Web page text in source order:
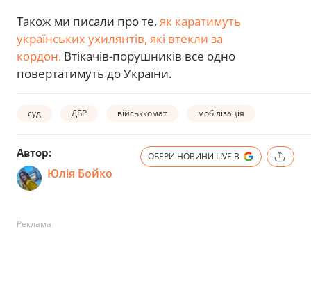
Також ми писали про те, як каратимуть
українських ухилянтів, які втекли за
кордон. Втікачів-порушників все одно
повертатимуть до України.
суд ДБР військкомат мобілізація
Автор:
Юлія Бойко
ОБЕРИ НОВИНИ.LIVE В
Реклама